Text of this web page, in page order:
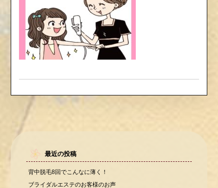
最近の投稿
背中脱毛8回でこんなに薄く！
ブライダルエステのお客様のお声